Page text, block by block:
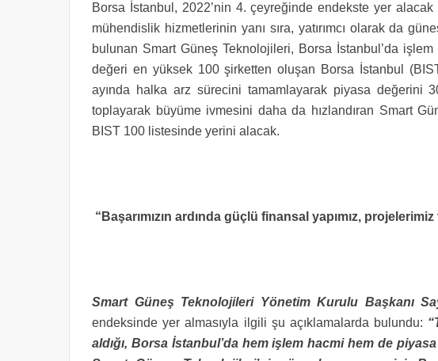
Borsa İstanbul, 2022’nin 4. çeyreğinde endekste yer
mühendislik hizmetlerinin yanı sıra, yatırımcı olarak da
bulunan Smart Güneş Teknolojileri, Borsa İstanbul’da
değeri en yüksek 100 şirketten oluşan Borsa İstanbul
ayında halka arz sürecini tamamlayarak piyasa değerini
toplayarak büyüme ivmesini daha da hızlandıran Smart
BIST 100 listesinde yerini alacak.
“Başarımızın ardında güçlü finansal yapımız, projelerimiz
Smart Güneş Teknolojileri Yönetim Kurulu Başkanı
endeksinde yer almasıyla ilgili şu açıklamalarda bulundu:
aldığı, Borsa İstanbul’da hem işlem hacmi hem de